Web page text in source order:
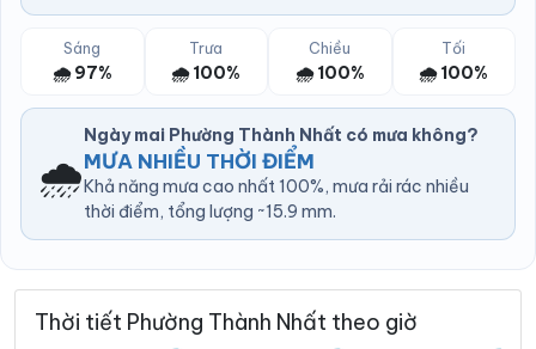
Sáng
🌧️ 97%
Trưa
🌧️ 100%
Chiều
🌧️ 100%
Tối
🌧️ 100%
🌧️
Ngày mai Phường Thành Nhất có mưa không?
MƯA NHIỀU THỜI ĐIỂM
Khả năng mưa cao nhất 100%, mưa rải rác nhiều
thời điểm, tổng lượng ~15.9 mm.
Thời tiết Phường Thành Nhất theo giờ